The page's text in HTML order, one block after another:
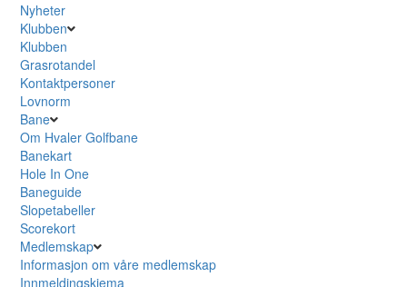
Nyheter
Klubben
Klubben
Grasrotandel
Kontaktpersoner
Lovnorm
Bane
Om Hvaler Golfbane
Banekart
Hole In One
Baneguide
Slopetabeller
Scorekort
Medlemskap
Informasjon om våre medlemskap
Innmeldingskjema